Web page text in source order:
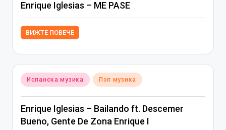
Enrique Iglesias – ME PASE
ВИЖТЕ ПОВЕЧЕ
Posted
in
Испанска музика Поп музика
Enrique Iglesias – Bailando ft. Descemer
Bueno, Gente De Zona Enrique I